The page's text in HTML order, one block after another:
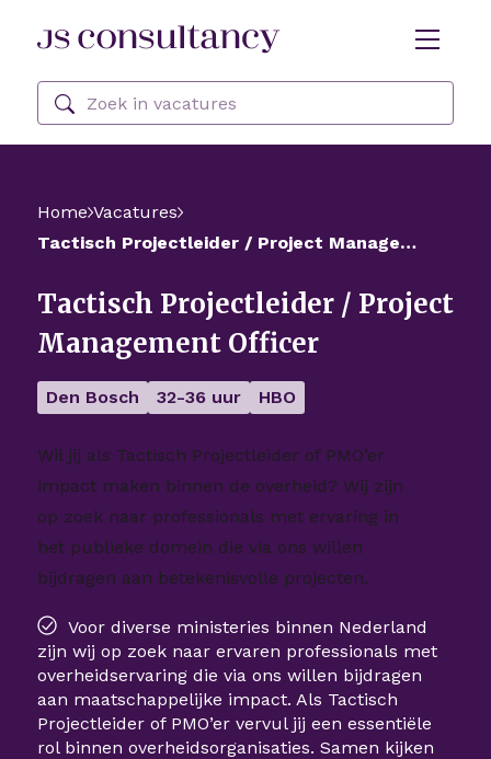
Skip Navigation or Skip to Content
Zoeken
Home Vacatures
Tactisch Projectleider / Project Management Officer
Tactisch Projectleider / Project
Management Officer
Den Bosch 32-36 uur HBO
Wil jij als Tactisch Projectleider of PMO’er
impact maken binnen de overheid? Wij zijn
op zoek naar professionals met ervaring in
het publieke domein die via ons willen
bijdragen aan betekenisvolle projecten.
Voor diverse ministeries binnen Nederland
zijn wij op zoek naar ervaren professionals met
overheidservaring die via ons willen bijdragen
aan maatschappelijke impact. Als Tactisch
Projectleider of PMO’er vervul jij een essentiële
rol binnen overheidsorganisaties. Samen kijken